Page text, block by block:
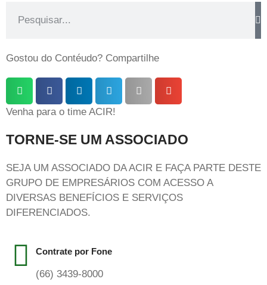
Gostou do Contéudo? Compartilhe
Venha para o time ACIR!
TORNE-SE UM ASSOCIADO
SEJA UM ASSOCIADO DA ACIR E FAÇA PARTE DESTE
GRUPO DE EMPRESÁRIOS COM ACESSO A
DIVERSAS BENEFÍCIOS E SERVIÇOS
DIFERENCIADOS.
Contrate por Fone
(66) 3439-8000